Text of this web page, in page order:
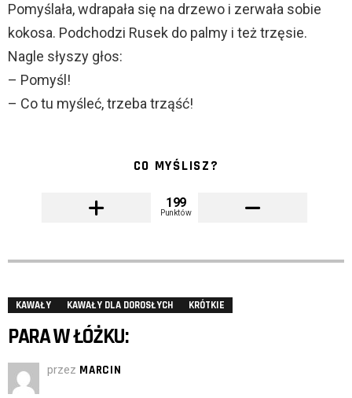
Pomyślała, wdrapała się na drzewo i zerwała sobie
kokosa. Podchodzi Rusek do palmy i też trzęsie.
Nagle słyszy głos:
– Pomyśl!
– Co tu myśleć, trzeba trząść!
CO MYŚLISZ?
199
Punktów
KAWAŁY KAWAŁY DLA DOROSŁYCH KRÓTKIE
PARA W ŁÓŻKU:
przez MARCIN